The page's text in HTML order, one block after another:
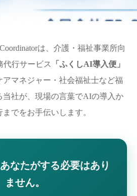
は、介護・福祉事業所向
代行サービス
「ふくしAI導入便」
アマネジャー・社会福祉士など福
当社が、現場の言葉でAIの導入か
でをお手伝いします。
なたがする必要はあり
ません。